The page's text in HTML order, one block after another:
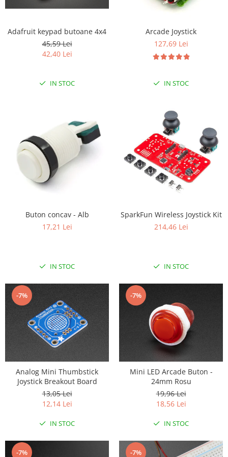
LCD
Adaptoare si convertoare
Datalogger
LCD
Module
Multiplexor
Releu
Accesorii
Accesorii
Antene
Breadboard
Conectori
Cutii
Butoane, Tastaturi
Condensatoare
Adafruit keypad butoane 4x4
45,59 Lei
42,40 Lei
IN STOC
Arcade Joystick
127,69 Lei
IN STOC
Buton concav - Alb
17,21 Lei
IN STOC
SparkFun Wireless Joystick Kit
214,46 Lei
IN STOC
-7%
Analog Mini Thumbstick
Joystick Breakout Board
13,05 Lei
12,14 Lei
IN STOC
-7%
Mini LED Arcade Buton -
24mm Rosu
19,96 Lei
18,56 Lei
IN STOC
-7% -7%